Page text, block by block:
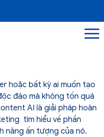
hoặc bất kỳ ai muốn tạo
đáo mà không tốn quá
AI là giải pháp hoàn
tìm hiểu về phần
năng ấn tượng của nó.